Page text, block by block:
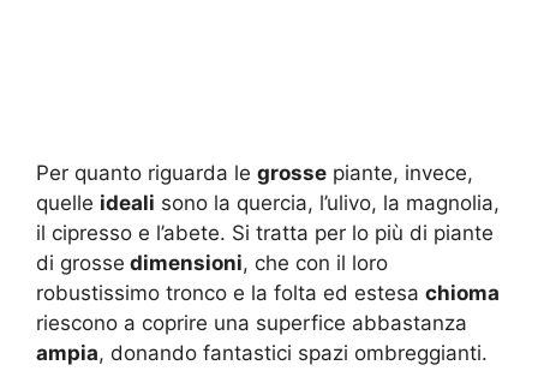
Per quanto riguarda le grosse piante, invece,
quelle ideali sono la quercia, l’ulivo, la magnolia,
il cipresso e l’abete. Si tratta per lo più di piante
di grosse dimensioni, che con il loro
robustissimo tronco e la folta ed estesa chioma
riescono a coprire una superfice abbastanza
ampia, donando fantastici spazi ombreggianti.